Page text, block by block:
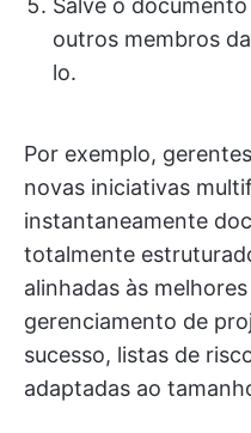
Salve o
outros membros
lo.
Por exemplo,
novas iniciativas
instantaneamente
totalmente
alinhadas às
gerenciamento de
sucesso, listas de
adaptadas ao